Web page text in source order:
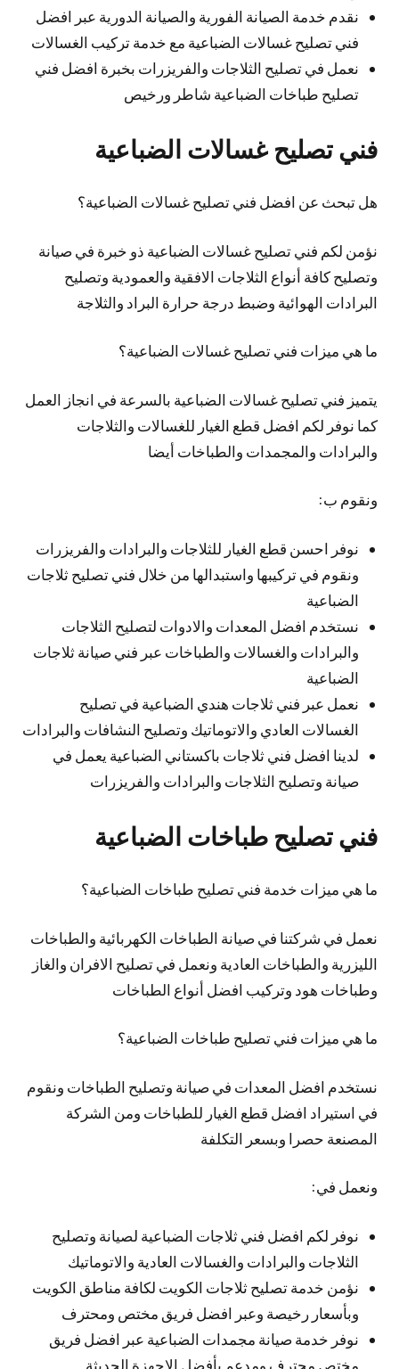
نقدم خدمة الصيانة الفورية والصيانة الدورية عبر افضل
فني تصليح غسالات الضباعية مع خدمة تركيب الغسالات
نعمل في تصليح الثلاجات والفريزرات بخبرة افضل فني
تصليح طباخات الضباعية شاطر ورخيص
فني تصليح غسالات الضباعية
هل تبحث عن افضل فني تصليح غسالات الضباعية؟
نؤمن لكم فني تصليح غسالات الضباعية ذو خبرة في صيانة
وتصليح كافة أنواع الثلاجات الافقية والعمودية وتصليح
البرادات الهوائية وضبط درجة حرارة البراد والثلاجة
ما هي ميزات فني تصليح غسالات الضباعية؟
يتميز فني تصليح غسالات الضباعية بالسرعة في انجاز العمل
كما نوفر لكم افضل قطع الغيار للغسالات والثلاجات
والبرادات والمجمدات والطباخات أيضا
ونقوم ب:
نوفر احسن قطع الغيار للثلاجات والبرادات والفريزرات
ونقوم في تركيبها واستبدالها من خلال فني تصليح ثلاجات
الضباعية
نستخدم افضل المعدات والادوات لتصليح الثلاجات
والبرادات والغسالات والطباخات عبر فني صيانة ثلاجات
الضباعية
نعمل عبر فني ثلاجات هندي الضباعية في تصليح
الغسالات العادي والاتوماتيك وتصليح النشافات والبرادات
لدينا افضل فني ثلاجات باكستاني الضباعية يعمل في
صيانة وتصليح الثلاجات والبرادات والفريزرات
فني تصليح طباخات الضباعية
ما هي ميزات خدمة فني تصليح طباخات الضباعية؟
نعمل في شركتنا في صيانة الطباخات الكهربائية والطباخات
الليزرية والطباخات العادية ونعمل في تصليح الافران والغاز
وطباخات هود وتركيب افضل أنواع الطباخات
ما هي ميزات فني تصليح طباخات الضباعية؟
نستخدم افضل المعدات في صيانة وتصليح الطباخات ونقوم
في استيراد افضل قطع الغيار للطباخات ومن الشركة
المصنعة حصرا وبسعر التكلفة
ونعمل في:
نوفر لكم افضل فني ثلاجات الضباعية لصيانة وتصليح
الثلاجات والبرادات والغسالات العادية والاتوماتيك
نؤمن خدمة تصليح ثلاجات الكويت لكافة مناطق الكويت
وبأسعار رخيصة وعبر افضل فريق مختص ومحترف
نوفر خدمة صيانة مجمدات الضباعية عبر افضل فريق
مختص محترف ومدعم بأفضل الاجهزة الحديثة